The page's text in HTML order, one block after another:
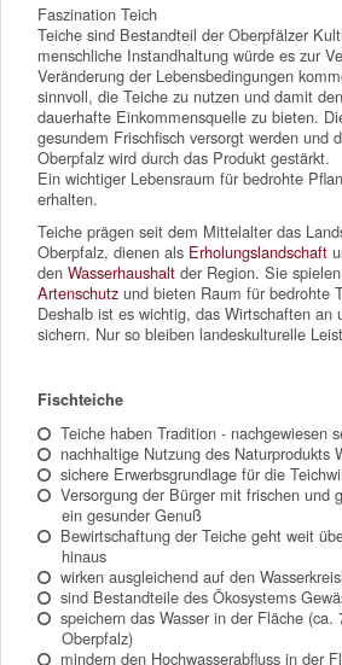
Faszination Teich
Teiche sind Bestandteil der Oberpfälzer
menschliche Instandhaltung würde es zur
Veränderung der Lebensbedingungen
sinnvoll, die Teiche zu nutzen und damit
dauerhafte Einkommensquelle zu bieten.
gesundem Frischfisch versorgt werden und
Oberpfalz wird durch das Produkt gestärkt.
Ein wichtiger Lebensraum für bedrohte
erhalten.
Teiche prägen seit dem Mittelalter das
Oberpfalz, dienen als Erholungslandschaft
den Wasserhaushalt der Region. Sie
Artenschutz und bieten Raum für bedrohte
Deshalb ist es wichtig, das Wirtschaften an
sichern. Nur so bleiben landeskulturelle
Fischteiche
Teiche haben Tradition - nachgewiesen
nachhaltige Nutzung des Naturprodukts
sichere Erwerbsgrundlage für die
Versorgung der Bürger mit frischen und
ein gesunder Genuß
Bewirtschaftung der Teiche geht weit
hinaus
wirken ausgleichend auf den
sind Bestandteile des Ökosystems
speichern das Wasser in der Fläche
Oberpfalz)
mindern den Hochwasserabfluss in der